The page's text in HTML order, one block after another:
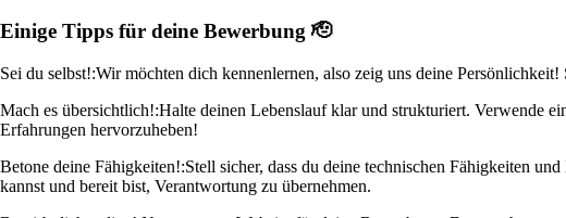
Einige Tipps für deine Bewerbung 🫡
Sei du selbst!:Wir möchten dich kennenlernen, also zeig uns deine
Mach es übersichtlich!:Halte deinen Lebenslauf klar und strukturiert. Verwende
Erfahrungen hervorzuheben!
Betone deine Fähigkeiten!:Stell sicher, dass du deine technischen Fähigkeiten
kannst und bereit bist, Verantwortung zu übernehmen.